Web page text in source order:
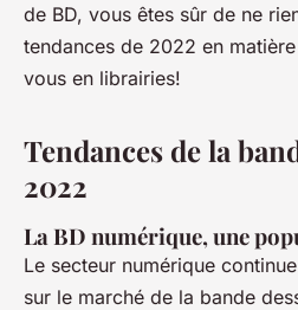
de BD, vous êtes sûr de ne
tendances de 2022 en
vous en librairies!
Tendances de la
2022
La BD numérique, une
Le secteur numérique
sur le marché de la bande